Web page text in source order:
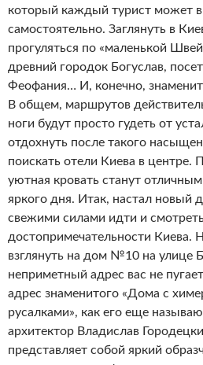
который каждый турист может
самостоятельно. Заглянуть в
прогуляться по «маленькой
древний городок Богуслав,
Феофания… И, конечно,
В общем, маршрутов
ноги будут просто гудеть от
отдохнуть после такого
поискать отели Киева в центре.
уютная кровать станут
яркого дня. Итак, настал новый
свежими силами идти и
достопримечательности Киева.
взглянуть на дом №10 на улице
неприметный адрес вас не
адрес знаменитого «Дома с
русалками», как его еще
архитектор Владислав
представляет собой яркий